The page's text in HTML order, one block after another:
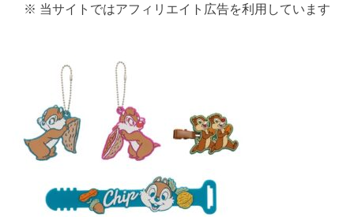
※ 当サイトではアフィリエイト広告を利用しています